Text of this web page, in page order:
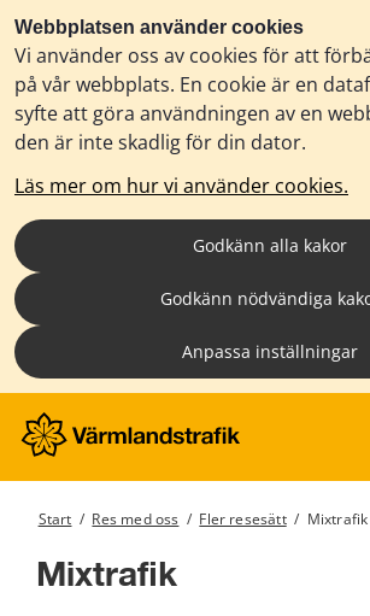
Webbplatsen använder cookies
Vi använder oss av cookies för att
på vår webbplats. En cookie är en
syfte att göra användningen av en
den är inte skadlig för din dator.
Läs mer om hur vi använder cookies.
Godkänn alla kakor
Godkänn nödvändiga
Anpassa inställningar
Start / Res med oss / Fler resesätt / Mixtrafik
Mixtrafik